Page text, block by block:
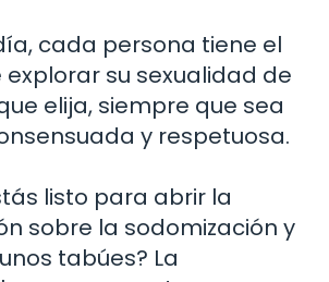
cada persona tiene el
su sexualidad de
elija, siempre que sea
y respetuosa.
listo para abrir la
sobre la sodomización y
tabúes? La